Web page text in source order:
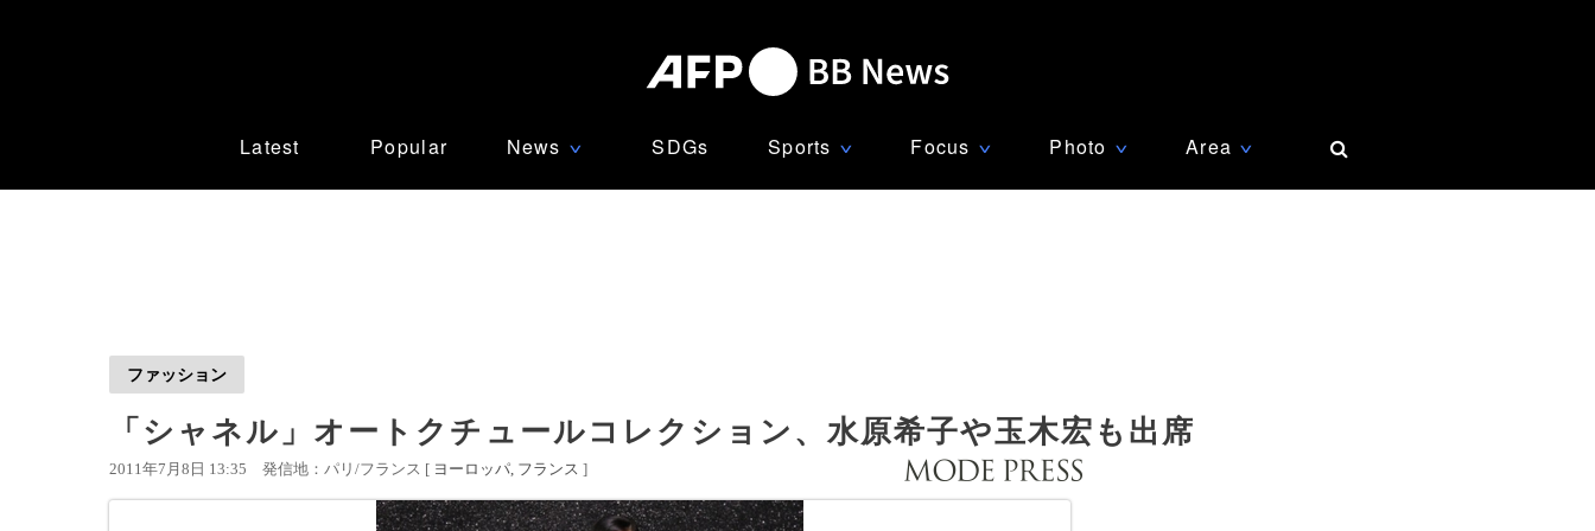
Latest Popular News ∨ SDGs Sports ∨ Focus ∨ Photo ∨ Area ∨
ファッション
「シャネル」オートクチュールコレクション、水原希子や玉木宏も出席
2011年7月8日 13:35 発信地：パリ/フランス [ ヨーロッパ フランス ]